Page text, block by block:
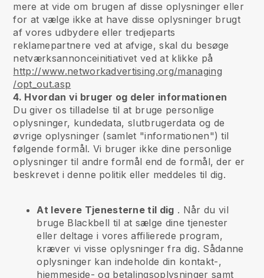
mere at vide om brugen af disse oplysninger eller
for at vælge ikke at have disse oplysninger brugt
af vores udbydere eller tredjeparts
reklamepartnere ved at afvige, skal du besøge
netværksannonceinitiativet ved at klikke på
http://www.networkadvertising.org/managing
/opt_out.asp
4. Hvordan vi bruger og deler informationen
Du giver os tilladelse til at bruge personlige
oplysninger, kundedata, slutbrugerdata og de
øvrige oplysninger (samlet "informationen") til
følgende formål. Vi bruger ikke dine personlige
oplysninger til andre formål end de formål, der er
beskrevet i denne politik eller meddeles til dig.
At levere Tjenesterne til dig . Når du vil
bruge Blackbell til at sælge dine tjenester
eller deltage i vores affilierede program,
kræver vi visse oplysninger fra dig. Sådanne
oplysninger kan indeholde din kontakt-,
hjemmeside- og betalingsoplysninger samt